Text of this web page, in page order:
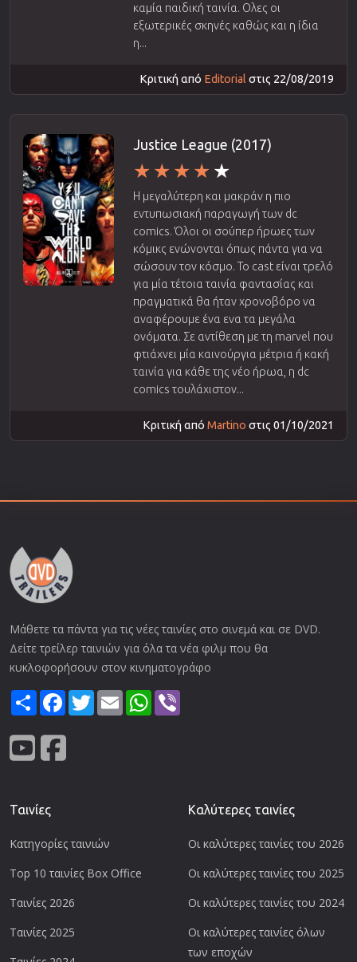
καμία παιδική ταινία. Ολες οι
εξωτερικές σκηνές καθώς και η ίδια
η...
Κριτική από Editorial στις 22/08/2019
Justice League (2017)
Η μεγαλύτερη και μακράν η πιο
εντυπωσιακή παραγωγή των dc
comics. Όλοι οι σούπερ ήρωες των
κόμικς ενώνονται όπως πάντα για να
σώσουν τον κόσμο. Το cast είναι τρελό
για μία τέτοια ταινία φαντασίας και
πραγματικά θα ήταν χρονοβόρο να
αναφέρουμε ένα ενα τα μεγάλα
ονόματα. Σε αντίθεση με τη marvel που
φτιάχνει μία καινούργια μέτρια ή κακή
ταινία για κάθε της νέο ήρωα, η dc
comics τουλάχιστον...
Κριτική από Martino στις 01/10/2021
Μάθετε τα πάντα για τις νέες ταινίες στο σινεμά και σε DVD.
Δείτε τρείλερ ταινιών για όλα τα νέα φιλμ που θα
κυκλοφορήσουν στον κινηματογράφο
ShareFacebook
TwitterEmail WhatsApp
Ταινίες
Κατηγορίες ταινιών
Top 10 ταινίες Box Office
Ταινίες 2026
Ταινίες 2025
Καλύτερες ταινίες
Οι καλύτερες ταινίες του 2026
Οι καλύτερες ταινίες του 2025
Οι καλύτερες ταινίες του 2024
Οι καλύτερες ταινίες όλων
των εποχών